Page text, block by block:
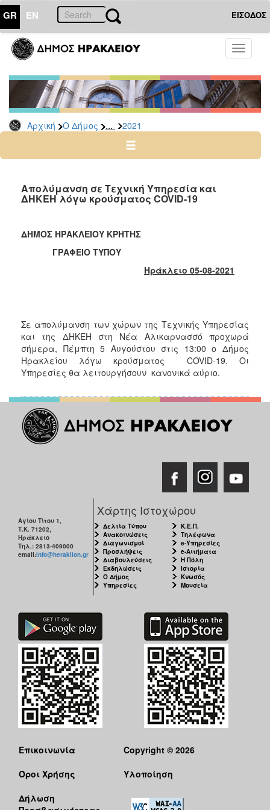
GR EN ΕΙΣΟΔΟΣ
Toggle
Αρχική Ο Δήμος ... 2021
ΔΗΜΟΣ
Δελτία
Τύπου
Αρχείο
2026
2024
2022
2020
2019
2015
2013
2012
2011
2010
2006
ΠΟΛΙΤΙΣΜΟΣ
ΑΝΘΕΚΤΙΚΗ
ΠΟΛΗ
Απολύμανση σε Τεχνική Υπηρεσία και
ΔΗΚΕΗ λόγω κρούσματος COVID-19
ΔΗΜΟΣ ΗΡΑΚΛΕΙΟΥ ΚΡΗΤΗΣ
ΓΡΑΦΕΙΟ ΤΥΠΟΥ
Ηράκλειο 05-08-2021
Σε απολύμανση των χώρων της Τεχνικής Υπηρεσίας
και της ΔΗΚΕΗ στη Νέα Αλικαρνασσό προχωρά
σήμερα, Πέμπτη 5 Αυγούστου στις 13:00 ο Δήμος
Ηρακλείου λόγω κρούσματος COVID-19. Οι
Υπηρεσίες θα λειτουργήσουν κανονικά αύριο.
Αγίου Τίτου 1,
Τ.Κ. 71202,
Ηράκλειο
Τηλ.: 2813-409000
email:info@heraklion.gr
Χάρτης Ιστοχώρου
Δελτία Τύπου
Ανακοινώσεις
Διαγωνισμοί
Προσλήψεις
Διαβουλεύσεις
Εκδηλώσεις
Ο Δήμος
Υπηρεσίες
Κ.Ε.Π.
Τηλέφωνα
e-Υπηρεσίες
e-Αιτήματα
Η Πόλη
Ιστορία
Κνωσός
Μουσεία
Επικοινωνία
Όροι Χρήσης
Δήλωση
Copyright © 2026
Υλοποίηση